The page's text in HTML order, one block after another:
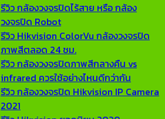
รีวิว กล้องวงจรปิดไร้สาย หรือ กล้อง
วงจรปิด Robot
รีวิว Hikvision ColorVu กล้องวงจรปิด
ภาพสีตลอด 24 ชม.
รีวิว กล้องวงจรปิดภาพสีกลางคืน vs
infrared ควรใช้อย่างไหนดีกว่ากัน
รีวิว กล้องวงจรปิด Hikvision IP Camera
2021